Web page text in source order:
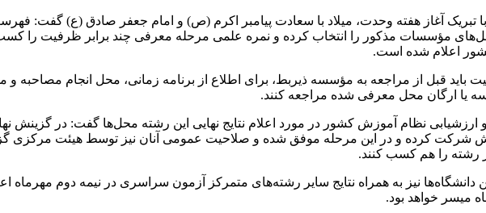
تبریک آغاز هفته وحدت، میلاد با سعادت پیامبر اکرم (ص) و امام جعفر صادق (ع) گفت:
مؤسسات مذکور را انتخاب کرده و نمره علمی مرحله معرفی چند برابر ظرفیت را کسب
اعلام شده است.
قبل از مراجعه به مؤسسه ذیربط، برای اطلاع از برنامه زمانی، محل انجام مصاحبه و
یا ارگان محل معرفی شده مراجعه کنند.
نظام آموزش کشور در مورد اعلام نتایج نهایی این رشته محل‌ها گفت: در گزینش
شرکت کرده و در این مرحله موفق شده و صلاحیت عمومی آنان نیز توسط هیئت مرکزی
رشته را هم کسب کنند.
دانشگاه‌ها نیز به همراه نتایج سایر رشته‌های متمرکز آزمون سراسری در نیمه دوم
میسر خواهد بود.